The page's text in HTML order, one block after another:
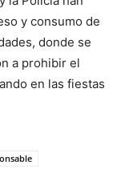
y consumo de
donde se
a prohibir el
en las fiestas